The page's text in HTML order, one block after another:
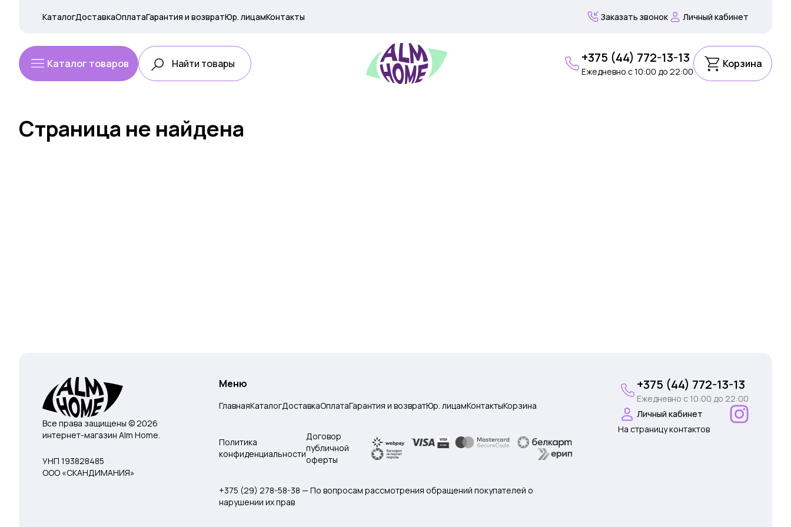
КаталогДоставкаОплатаГарантия и возвратЮр. лицамКонтакты Заказать звонок Личный кабинет
Каталог товаров +375 (44) 772-13-13
Ежедневно c 10:00 до 22:00
Корзина
Страница не найдена
Все права защищены © 2026
интернет-магазин Alm Home.
УНП 193828485
ООО «СКАНДИМАНИЯ»
Меню
ГлавнаяКаталогДоставкаОплатаГарантия и возвратЮр. лицамКонтактыКорзина
Политика
конфиденциальности
Договор
публичной
оферты
+375 (29) 278-58-38 — По вопросам рассмотрения обращений покупателей о
нарушении их прав
+375 (44) 772-13-13
Ежедневно c 10:00 до 22:00
Личный кабинет
На страницу контактов